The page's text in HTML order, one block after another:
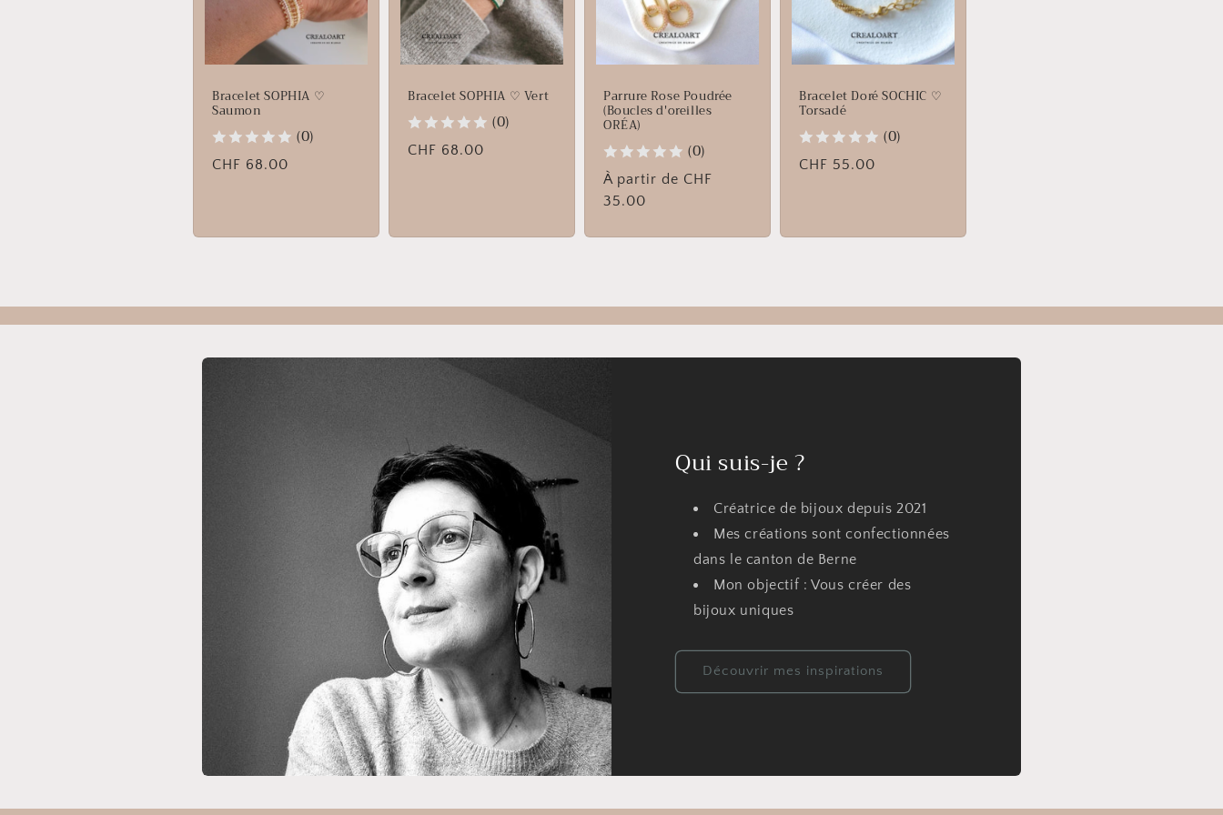
Bracelet SOPHIA ♡
Saumon
(0)
Prix
CHF 68.00
Bracelet SOPHIA ♡ Vert
(0)
Prix
CHF 68.00
Parrure Rose Poudrée
(Boucles d'oreilles
ORÉA)
(0)
Prix
habituel
À partir de CHF
35.00
Bracelet Doré SOCHIC ♡
Torsadé
(0)
Prix
CHF 55.00
Qui suis-je ?
Créatrice de bijoux depuis 2021
Mes créations sont confectionnées
dans le canton de Berne
Mon objectif : Vous créer des
bijoux uniques
Découvrir mes inspirations